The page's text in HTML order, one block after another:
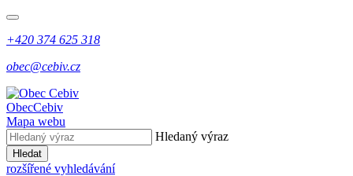
+420 374 625 318
obec@cebiv.cz
ObecCebiv
Mapa webu
Hledaný výraz
Hledat
rozšířené vyhledávání